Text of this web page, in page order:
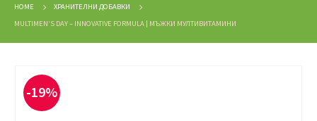
HOME
ХРАНИТЕЛНИ ДОБАВКИ
MULTIMEN’S DAY – INNOVATIVE FORMULA | МЪЖКИ МУЛТИВИТАМИНИ
-19%